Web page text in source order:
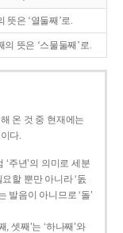
뜻은 ‘열둘째’로.
의 뜻은 ‘스물둘째’로.
온 것 중 현재에는
다.
‘주년’의 의미로 세분
할 뿐만 아니라 ‘돐
발음이 아니므로 ‘돌’
, 셋째’는 ‘하나째’와